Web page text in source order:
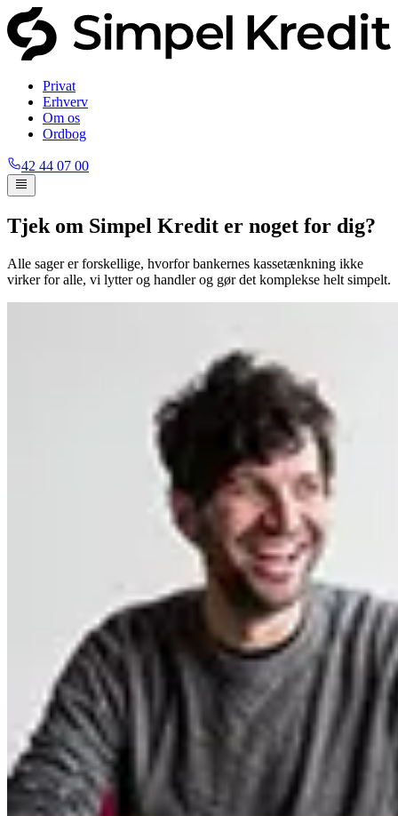
Privat
Erhverv
Om os
Ordbog
42 44 07 00
Tjek om Simpel Kredit er noget for dig?
Alle sager er forskellige, hvorfor bankernes kassetænkning ikke
virker for alle, vi lytter og handler og gør det komplekse helt simpelt.